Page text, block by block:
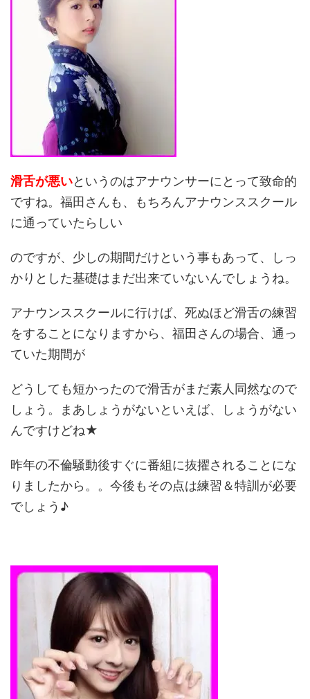
滑舌が悪いというのはアナウンサーにとって致命的
ですね。福田さんも、もちろんアナウンススクール
に通っていたらしい
のですが、少しの期間だけという事もあって、しっ
かりとした基礎はまだ出来ていないんでしょうね。
アナウンススクールに行けば、死ぬほど滑舌の練習
をすることになりますから、福田さんの場合、通っ
ていた期間が
どうしても短かったので滑舌がまだ素人同然なので
しょう。まあしょうがないといえば、しょうがない
んですけどね★
昨年の不倫騒動後すぐに番組に抜擢されることにな
りましたから。。今後もその点は練習＆特訓が必要
でしょう♪